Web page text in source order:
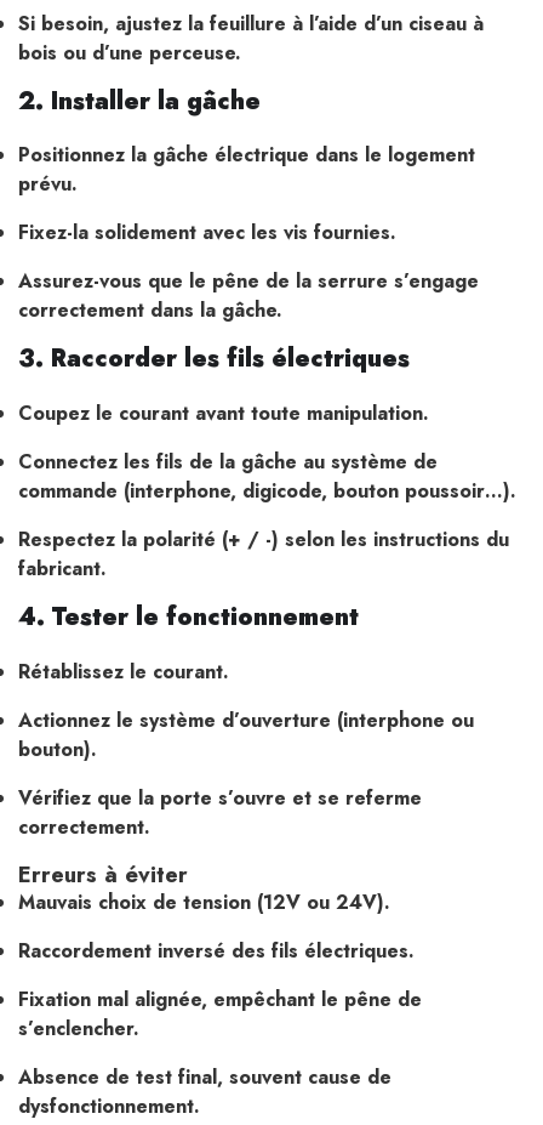
Si besoin, ajustez la feuillure à l’aide d’un ciseau à
bois ou d’une perceuse.
2. Installer la gâche
Positionnez la gâche électrique dans le logement
prévu.
Fixez-la solidement avec les vis fournies.
Assurez-vous que le pêne de la serrure s’engage
correctement dans la gâche.
3. Raccorder les fils électriques
Coupez le courant avant toute manipulation.
Connectez les fils de la gâche au système de
commande (interphone, digicode, bouton poussoir…).
Respectez la polarité (+ / -) selon les instructions du
fabricant.
4. Tester le fonctionnement
Rétablissez le courant.
Actionnez le système d’ouverture (interphone ou
bouton).
Vérifiez que la porte s’ouvre et se referme
correctement.
Erreurs à éviter
Mauvais choix de tension (12V ou 24V).
Raccordement inversé des fils électriques.
Fixation mal alignée, empêchant le pêne de
s’enclencher.
Absence de test final, souvent cause de
dysfonctionnement.